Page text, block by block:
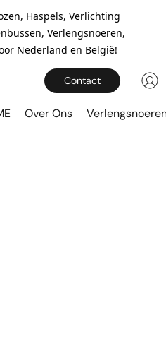
Haspels, Verlichting
Verlengsnoeren,
Nederland en België!
Contact
Over Ons